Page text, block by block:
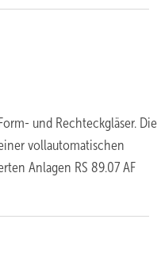
und Rechteckgläser. Die
vollautomatischen
Anlagen RS 89.07 AF